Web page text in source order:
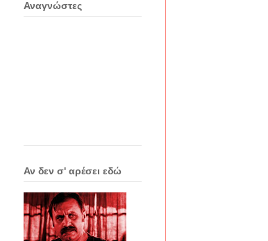
Αναγνώστες
Αν δεν σ' αρέσει εδώ